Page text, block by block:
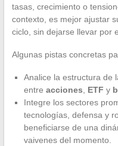
tasas, crecimiento o
contexto, es mejor ajustar
ciclo, sin dejarse llevar por
Algunas pistas concretas
Analice la estructura de
entre acciones ETF y
Integre los sectores
tecnologías, defensa y
beneficiarse de una
vaivenes del momento.